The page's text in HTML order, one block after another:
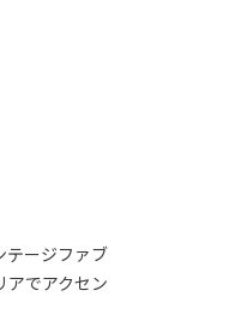
ージファブ
アでアクセン